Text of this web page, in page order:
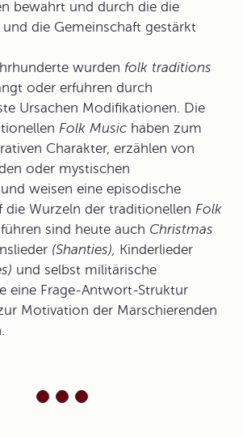
bewahrt und durch die die
die Gemeinschaft gestärkt
wurden folk traditions
oder erfuhren durch
Ursachen Modifikationen. Die
Folk Music haben zum
Charakter, erzählen von
oder mystischen
weisen eine episodische
die Wurzeln der traditionellen Folk
sind heute auch Christmas
(Shanties), Kinderlieder
und selbst militärische
eine Frage-Antwort-Struktur
Motivation der Marschierenden